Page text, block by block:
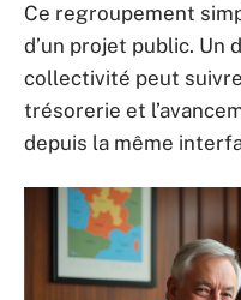
Ce regroupement
d’un projet public. Un
collectivité peut
trésorerie et
depuis la même